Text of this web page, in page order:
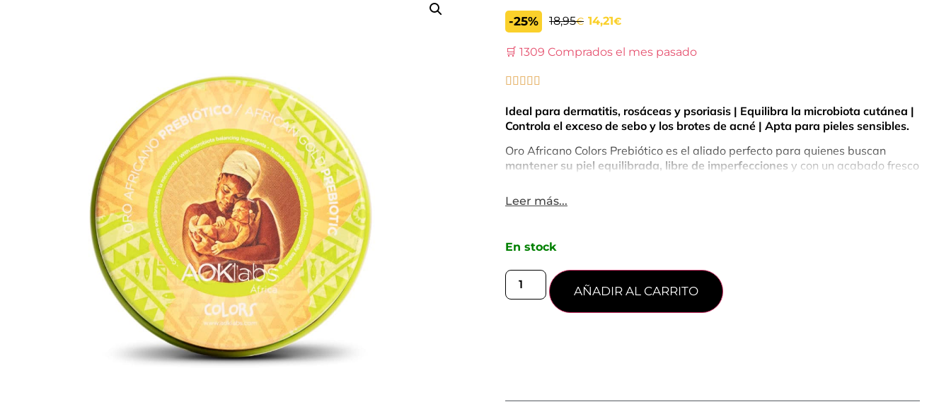
-25% 18,95€ 14,21€
🛒 1309 Comprados el mes pasado
Ideal para dermatitis, rosáceas y psoriasis | Equilibra la microbiota cutánea |
Controla el exceso de sebo y los brotes de acné | Apta para pieles sensibles.
Oro Africano Colors Prebiótico es el aliado perfecto para quienes buscan
mantener su piel equilibrada, libre de imperfecciones y con un acabado fresco
naturales, logra restablecer el bienestar de tu piel desde el interior, ayudando
amejorar afecciones como dermatitis, psoriasis, acné y otras irritaciones
Favorece la salud de la microbiota de tu piel,
controlando el exceso de sebo y proporcionando una hidratación profunda
Con un uso constante, notarás una piel más fresca, equilibrada y libre de
irritaciones.
⦁ Calma y alivia la piel: Disminuye las rojeces e irritaciones, proporcionando un
mientras combate los microorganismos perjudiciales para mantener un
Leer más...
En stock
AÑADIR AL CARRITO